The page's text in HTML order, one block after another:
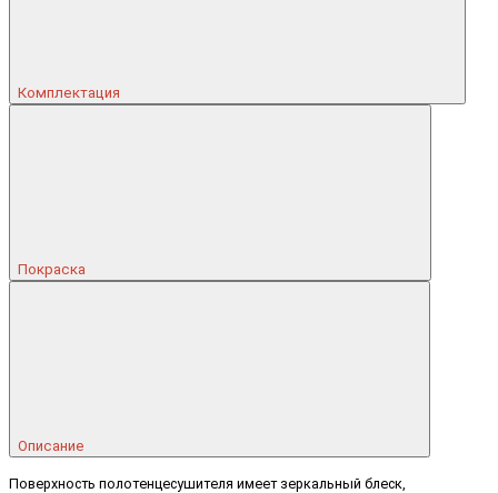
Комплектация
Покраска
Описание
Поверхность полотенцесушителя имеет зеркальный блеск,